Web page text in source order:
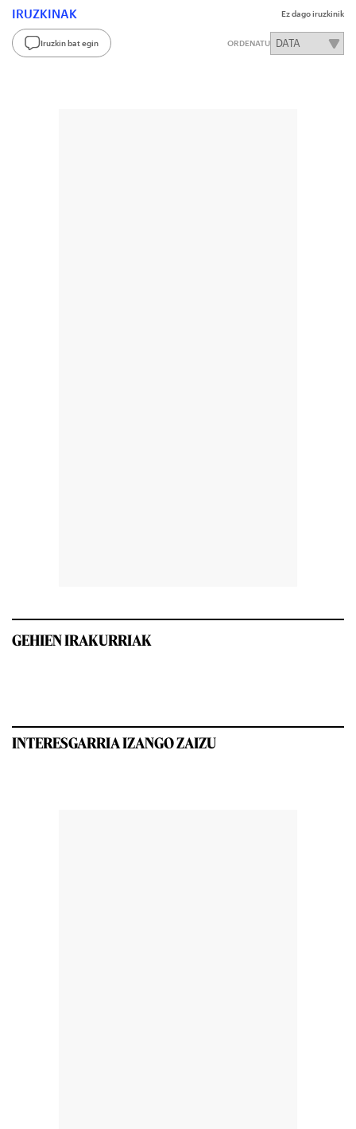
IRUZKINAK Ez dago iruzkinik
Iruzkin bat egin ORDENATU
GEHIEN IRAKURRIAK
INTERESGARRIA IZANGO ZAIZU